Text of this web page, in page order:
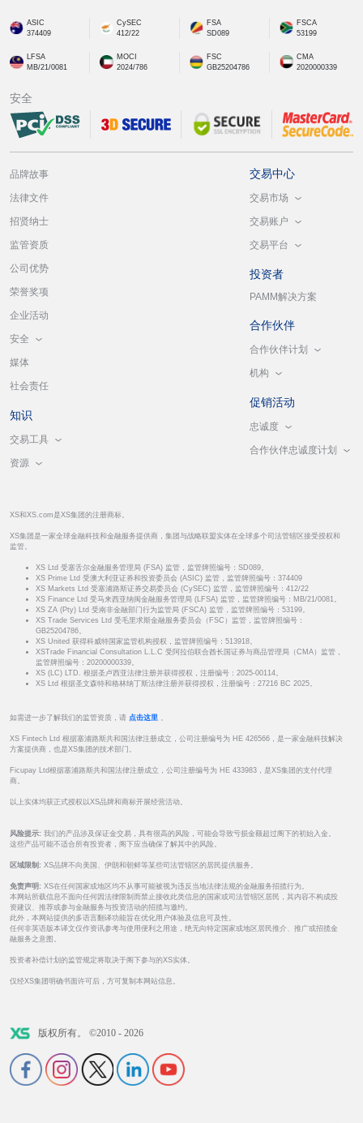
ASIC
374409
CySEC
412/22
FSA
SD089
FSCA
53199
LFSA
MB/21/0081
MOCI
2024/786
FSC
GB25204786
CMA
2020000339
安全
品牌故事
法律文件
招贤纳士
监管资质
公司优势
荣誉奖项
企业活动
安全
媒体
社会责任
知识
交易工具
资源
交易中心
交易市场
交易账户
交易平台
投资者
PAMM解决方案
合作伙伴
合作伙伴计划
机构
促销活动
忠诚度
合作伙伴忠诚度计划
XS和XS.com是XS集团的注册商标。
XS集团是一家全球金融科技和金融服务提供商，集团与战略联盟实体在全球多个司法管辖区接受授权和
监管。
XS Ltd 受塞舌尔金融服务管理局 (FSA) 监管，监管牌照编号：SD089。
XS Prime Ltd 受澳大利亚证券和投资委员会 (ASIC) 监管，监管牌照编号：374409
XS Markets Ltd 受塞浦路斯证券交易委员会 (CySEC) 监管，监管牌照编号：412/22
XS Finance Ltd 受马来西亚纳闽金融服务管理局 (LFSA) 监管，监管牌照编号：MB/21/0081。
XS ZA (Pty) Ltd 受南非金融部门行为监管局 (FSCA) 监管，监管牌照编号：53199。
XS Trade Services Ltd 受毛里求斯金融服务委员会（FSC）监管，监管牌照编号：
GB25204786。
XS United 获得科威特国家监管机构授权，监管牌照编号：513918。
XSTrade Financial Consultation L.L.C 受阿拉伯联合酋长国证券与商品管理局（CMA）监管，
监管牌照编号：20200000339。
XS (LC) LTD. 根据圣卢西亚法律注册并获得授权，注册编号：2025-00114。
XS Ltd 根据圣文森特和格林纳丁斯法律注册并获得授权，注册编号：27216 BC 2025。
如需进一步了解我们的监管资质，请 点击这里 。
XS Fintech Ltd 根据塞浦路斯共和国法律注册成立，公司注册编号为 HE 426566，是一家金融科技解决
方案提供商，也是XS集团的技术部门。
Ficupay Ltd根据塞浦路斯共和国法律注册成立，公司注册编号为 HE 433983，是XS集团的支付代理
商。
以上实体均获正式授权以XS品牌和商标开展经营活动。
风险提示: 我们的产品涉及保证金交易，具有很高的风险，可能会导致亏损金额超过阁下的初始入金。
这些产品可能不适合所有投资者，阁下应当确保了解其中的风险。
区域限制: XS品牌不向美国、伊朗和朝鲜等某些司法管辖区的居民提供服务。
免责声明: XS在任何国家或地区均不从事可能被视为违反当地法律法规的金融服务招揽行为。
本网站所载信息不面向任何因法律限制而禁止接收此类信息的国家或司法管辖区居民，其内容不构成投
资建议、推荐或参与金融服务与投资活动的招揽与邀约。
此外，本网站提供的多语言翻译功能旨在优化用户体验及信息可及性。
任何非英语版本译文仅作资讯参考与使用便利之用途，绝无向特定国家或地区居民推介、推广或招揽金
融服务之意图。
投资者补偿计划的监管规定将取决于阁下参与的XS实体。
仅经XS集团明确书面许可后，方可复制本网站信息。
版权所有。 ©2010 - 2026